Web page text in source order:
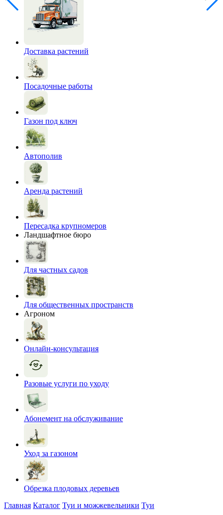
Доставка растений
Посадочные работы
Газон под ключ
Автополив
Аренда растений
Пересадка крупномеров
Ландшафтное бюро
Для частных садов
Для общественных пространств
Агроном
Онлайн-консультация
Разовые услуги по уходу
Абонемент на обслуживание
Уход за газоном
Обрезка плодовых деревьев
Главная Каталог Туи и можжевельники Туи